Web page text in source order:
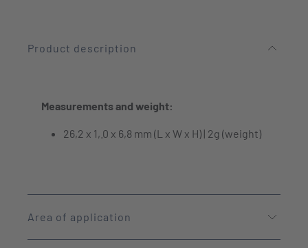
Product description
Measurements and weight:
26,2 x 1,.0 x 6,8 mm (L x W x H) | 2g (weight)
Area of application